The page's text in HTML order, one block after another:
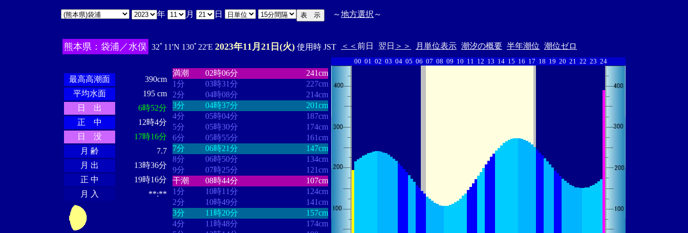
年 月 日 ～地方選択 ～
熊本県：袋浦／水俣 32ﾟ11'N 130ﾟ22'E 2023年11月21日(火) 使用時 JST ＜＜ 前日 翌日 ＞＞ 月単位表示 潮汐の概要 半年潮位 潮位ゼロ
最高高潮面
390cm
平均水面
195 cm
日 出
6時52分
正 中
12時4分
日 没
17時16分
月 齢
7.7
月 出
13時36分
正 中
19時16分
月 入
**:**
満潮
02時06分
241cm
1分
03時31分
227cm
2分
04時08分
214cm
3分
04時37分
201cm
4分
05時04分
187cm
5分
05時30分
174cm
6分
05時55分
161cm
7分
06時21分
147cm
8分
06時50分
134cm
9分
07時25分
121cm
干潮
08時44分
107cm
1分
10時11分
124cm
2分
10時49分
141cm
3分
11時20分
157cm
4分
11時48分
174cm
00 01 02 03 04 05 06 07 08 09 10 11 12 13 14 15 16 17 18 19 20 21 22 23 24